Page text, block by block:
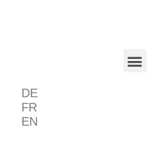
DE
FR
EN